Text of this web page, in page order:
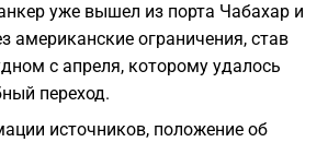
уже вышел из порта Чабахар и
американские ограничения, став
с апреля, которому удалось
переход.
источников, положение об